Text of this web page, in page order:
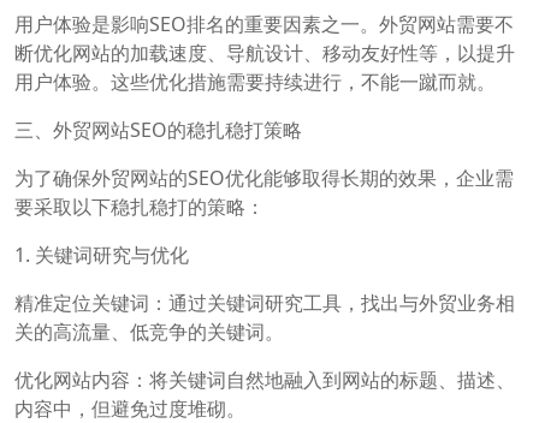
用户体验是影响SEO排名的重要因素之一。外贸网站需要不
断优化网站的加载速度、导航设计、移动友好性等，以提升
用户体验。这些优化措施需要持续进行，不能一蹴而就。
三、外贸网站SEO的稳扎稳打策略
为了确保外贸网站的SEO优化能够取得长期的效果，企业需
要采取以下稳扎稳打的策略：
1. 关键词研究与优化
精准定位关键词：通过关键词研究工具，找出与外贸业务相
关的高流量、低竞争的关键词。
优化网站内容：将关键词自然地融入到网站的标题、描述、
内容中，但避免过度堆砌。